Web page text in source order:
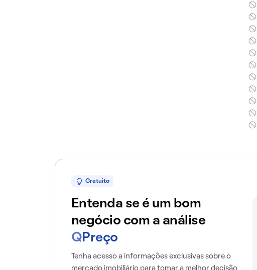
Gratuito
Entenda se é um bom
negócio com a análise
Q Preço
Tenha acesso a informações exclusivas sobre o
mercado imobiliário para tomar a melhor decisão